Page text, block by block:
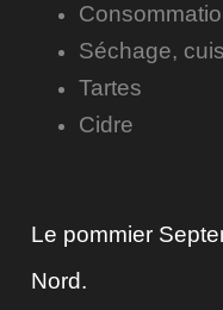
Séchage,
Tartes
Cidre
Le pommier
Nord.